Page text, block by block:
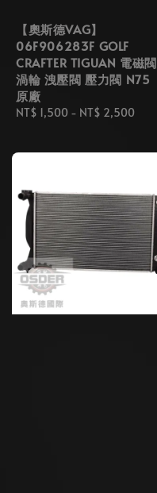
【奧斯德VAG】
06F906283F GOLF
CRAFTER TIGUAN 電磁閥
渦輪 洩壓閥 壓力閥 N75
原廠
Regular
NT$ 1,500 - NT$ 2,500